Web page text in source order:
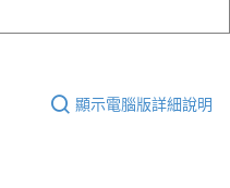
顯示電腦版詳細說明